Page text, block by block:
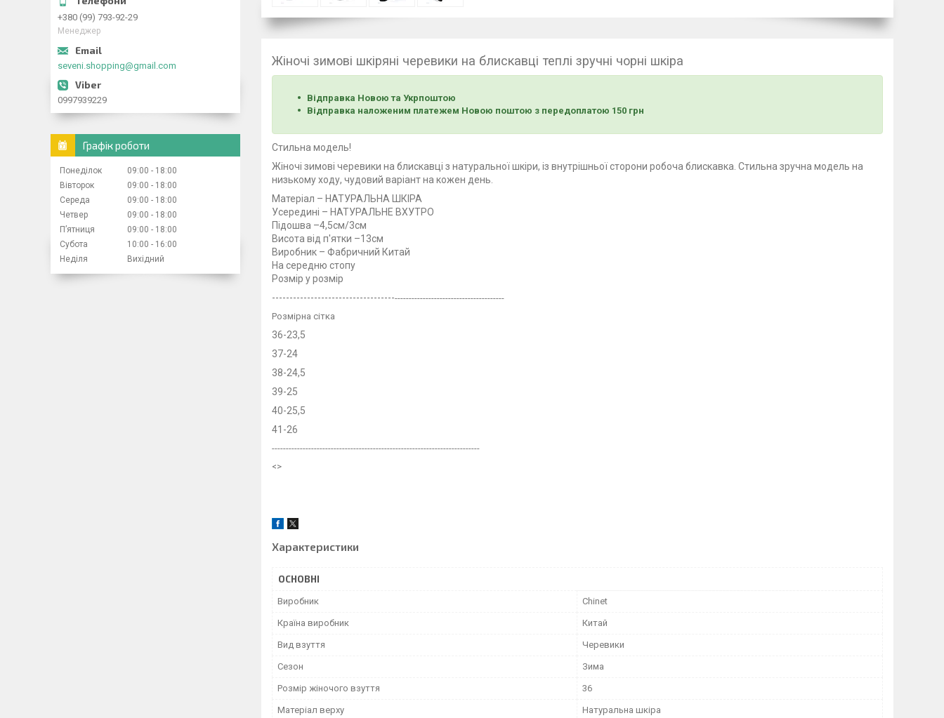
Жіночі зимові шкіряні черевики на блискавці теплі зручні чорні шкіра
Відправка Новою та Укрпоштою
Відправка наложеним платежем Новою поштою з передоплатою 150 грн
Стильна модель!
Жіночі зимові черевики на блискавці з натуральної шкіри, із внутрішньої сторони робоча блискавка. Стильна зручна модель на
низькому ходу, чудовий варіант на кожен день.
Матеріал – НАТУРАЛЬНА ШКІРА
Усередині – НАТУРАЛЬНЕ ВХУТРО
Підошва –4,5см/3см
Висота від п'ятки –13см
Виробник – Фабричний Китай
На середню стопу
Розмір у розмір
--------------------------------------------------------------------------
Розмірна сітка
36-23,5
37-24
38-24,5
39-25
40-25,5
41-26
--------------------------------------------------------------------------
<>
Характеристики
ОСНОВНІ
Виробник Chinet
Країна виробник Китай
Вид взуття Черевики
Сезон Зима
Розмір жіночого взуття 36
Матеріал верху Натуральна шкіра
+380 (99) 793-92-29
Менеджер
seveni.shopping@gmail.com
0997939229
Графік роботи
Понеділок 09:00
18:00
Вівторок
09:00
18:00
Середа
09:00
18:00
Четвер
09:00
18:00
Пʼятниця
09:00
18:00
Субота
10:00
16:00
Неділя
Вихідний